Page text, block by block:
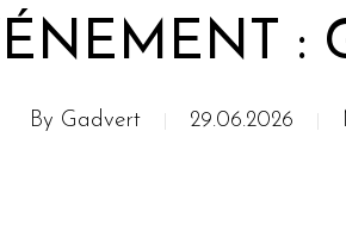
:
By Gadvert 29.06.2026